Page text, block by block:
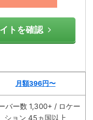
トを確認
月額396円〜
バー数 1,300+ / ロケー
ション 45ヵ国以上